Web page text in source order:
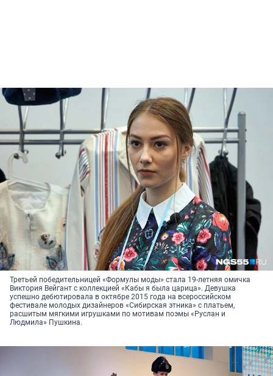
Третьей победительницей «Формулы моды» стала 19-летняя омичка
Виктория Вейгант с коллекцией «Кабы я была царица». Девушка
успешно дебютировала в октябре 2015 года на всероссийском
фестивале молодых дизайнеров «Сибирская этника» с платьем,
расшитым мягкими игрушками по мотивам поэмы «Руслан и
Людмила» Пушкина.